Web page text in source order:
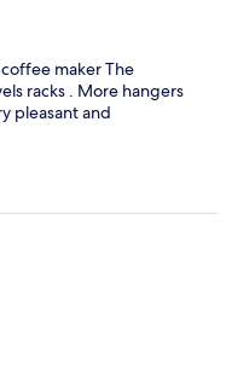
maker The
racks . More hangers
pleasant and